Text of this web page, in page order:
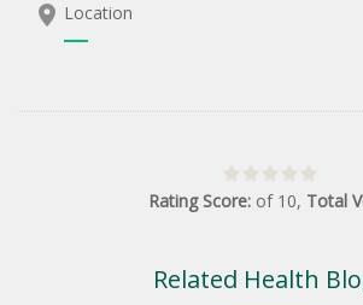
Location
Rating Score: of 10, Total
Related Health